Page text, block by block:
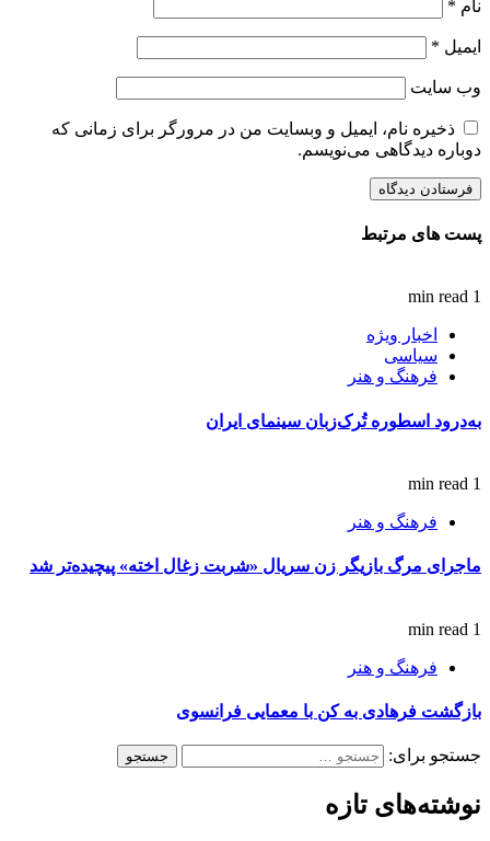
نام *
ایمیل *
وب‌ سایت
ذخیره نام، ایمیل و وبسایت من در مرورگر برای زمانی که
دوباره دیدگاهی می‌نویسم.
پست های مرتبط
1 min read
اخبار ویژه
سیاسی
فرهنگ و هنر
به‌درود اسطوره تُرک‌زبان سینمای ایران
1 min read
فرهنگ و هنر
ماجرای مرگ بازیگر زن سریال «شربت زغال اخته» پیچیده‌تر شد
1 min read
فرهنگ و هنر
بازگشت فرهادی به کن با معمایی فرانسوی
جستجو برای:
نوشته‌های تازه